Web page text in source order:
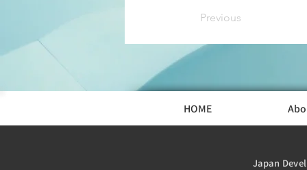
Previous
HOME
Japan